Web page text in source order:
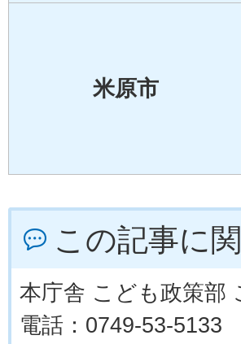
米原市
この記事に
本庁舎 こども政策部
電話：0749-53-5133